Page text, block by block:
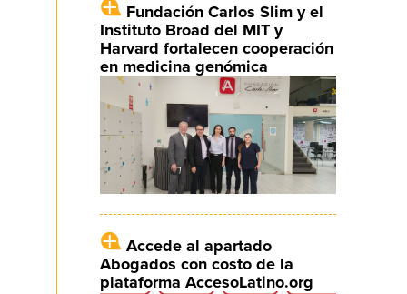
Fundación Carlos Slim y el
Instituto Broad del MIT y
Harvard fortalecen cooperación
en medicina genómica
Accede al apartado
Abogados con costo de la
plataforma AccesoLatino.org